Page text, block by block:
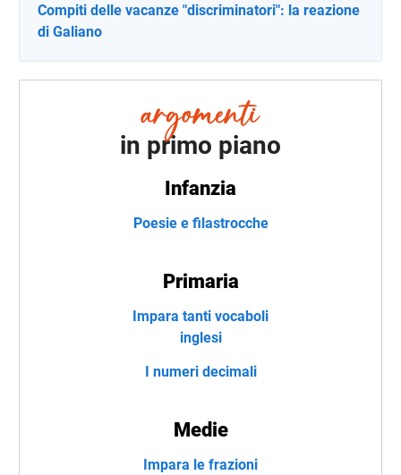
Compiti delle vacanze "discriminatori": la reazione
di Galiano
in primo piano
Infanzia
Poesie e filastrocche
Primaria
Impara tanti vocaboli
inglesi
I numeri decimali
Medie
Impara le frazioni